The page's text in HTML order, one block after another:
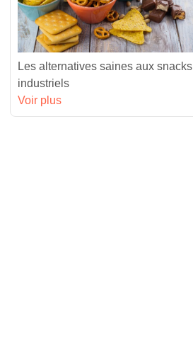
Les alternatives saines aux snacks
industriels
Voir plus